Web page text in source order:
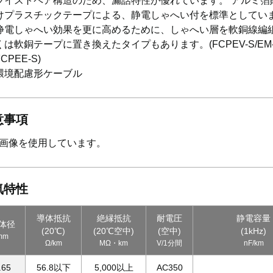
プラスチックテープによる、静電しゃへい付を標準としてい
電しゃへい効果を更に高めるために、しゃへい層を軟銅線編
は軟銅テープに置き換えたタイプもあります。(FCPEV-S/
S)
境配慮形ケーブル
事項
像を使用しています。
特性
径
導体抵抗
(20℃)
Ω/km
絶縁抵抗
(20℃空中)
MΩ・km
耐電圧
(空中)
V/1分間
静電容量
(1kHz)
nF/km
56.8以下 5,000以上
AC350